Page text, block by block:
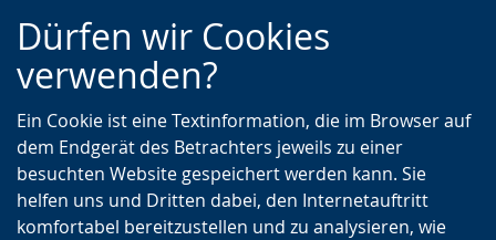
Zur
Hauptnavigation
Zur
Seitennavigation
Zum
Inhalt
Dürfen wir Cookies
verwenden?
Ein Cookie ist eine Textinformation, die im Browser auf
dem Endgerät des Betrachters jeweils zu einer
besuchten Website gespeichert werden kann. Sie
helfen uns und Dritten dabei, den Internetauftritt
komfortabel bereitzustellen und zu analysieren, wie